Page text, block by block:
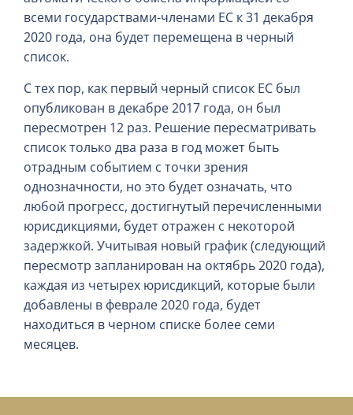
всеми государствами-членами ЕС к 31 декабря
2020 года, она будет перемещена в черный
список.
С тех пор, как первый черный список ЕС был
опубликован в декабре 2017 года, он был
пересмотрен 12 раз. Решение пересматривать
список только два раза в год может быть
отрадным событием с точки зрения
однозначности, но это будет означать, что
любой прогресс, достигнутый перечисленными
юрисдикциями, будет отражен с некоторой
задержкой. Учитывая новый график (следующий
пересмотр запланирован на октябрь 2020 года),
каждая из четырех юрисдикций, которые были
добавлены в феврале 2020 года, будет
находиться в черном списке более семи
месяцев.